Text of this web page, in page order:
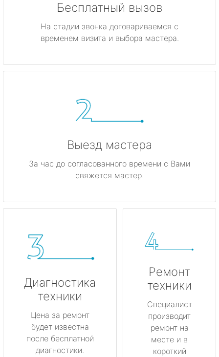
Бесплатный вызов
На стадии звонка договариваемся с
временем визита и выбора мастера.
Выезд мастера
За час до согласованного времени с Вами
свяжется мастер.
Диагностика
техники
Цена за ремонт
будет известна
после бесплатной
диагностики.
Ремонт
техники
Специалист
производит
ремонт на
месте и в
короткий